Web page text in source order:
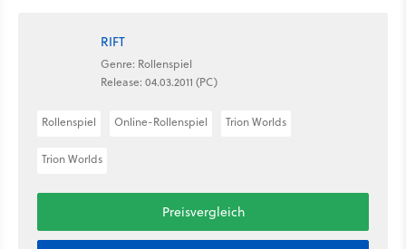
RIFT
Genre: Rollenspiel
Release: 04.03.2011 (PC)
Rollenspiel Online-Rollenspiel Trion Worlds
Trion Worlds
Preisvergleich